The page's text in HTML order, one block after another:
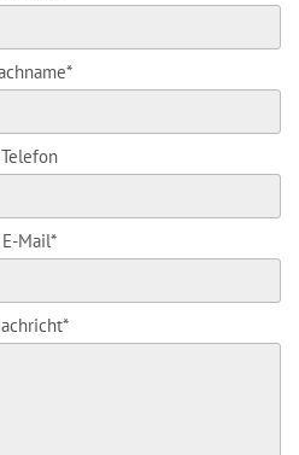
Telefon
E-Mail*